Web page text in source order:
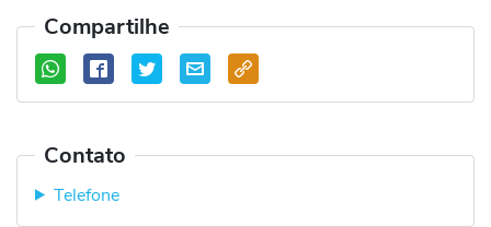
Compartilhe
Contato
Telefone